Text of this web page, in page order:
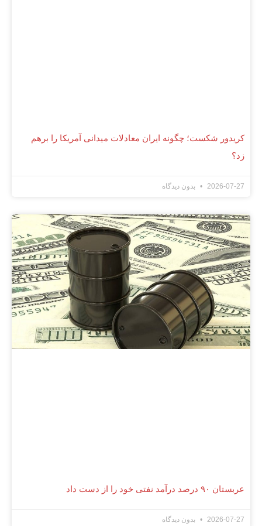
کریدور شکست؛ چگونه ایران معادلات میدانی آمریکا را برهم
زد؟
2026-07-27 بدون دیدگاه
عربستان ۹۰ درصد درآمد نفتی خود را از دست داد
2026-07-27 بدون دیدگاه